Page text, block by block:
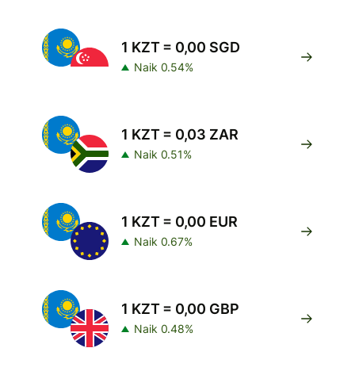
1 KZT = 0,00 SGD
Naik 0.54%
1 KZT = 0,03 ZAR
Naik 0.51%
1 KZT = 0,00 EUR
Naik 0.67%
1 KZT = 0,00 GBP
Naik 0.48%